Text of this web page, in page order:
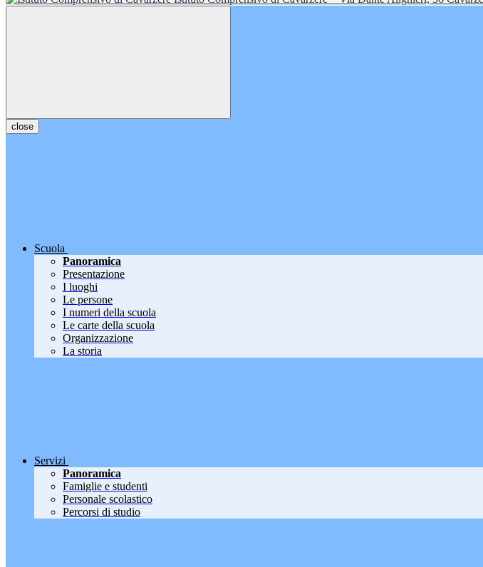
close
Scuola
Panoramica
Presentazione
I luoghi
Le persone
I numeri della scuola
Le carte della scuola
Organizzazione
La storia
Servizi
Panoramica
Famiglie e studenti
Personale scolastico
Percorsi di studio